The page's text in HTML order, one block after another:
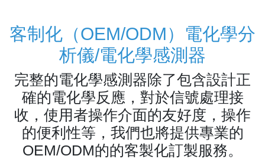
客制化（OEM/ODM）電化學分
析儀/電化學感測器
完整的電化學感測器除了包含設計正
確的電化學反應，對於信號處理接
收，使用者操作介面的友好度，操作
的便利性等，我們也將提供專業的
OEM/ODM的的客製化訂製服務。